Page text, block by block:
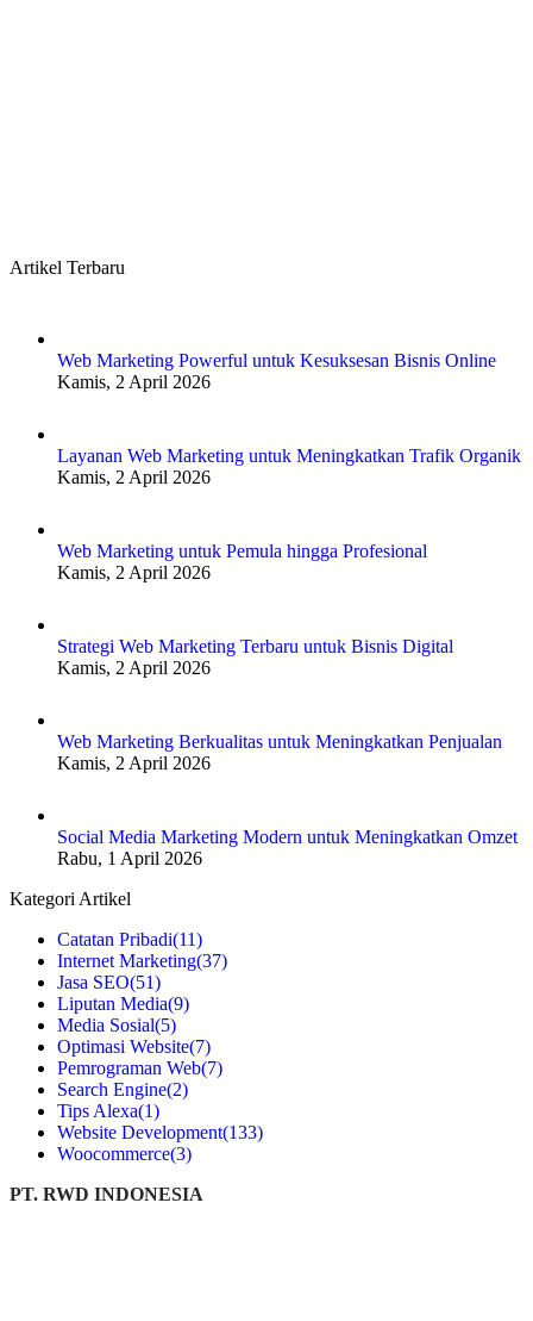
Artikel Terbaru
Web Marketing Powerful untuk Kesuksesan Bisnis Online
Kamis, 2 April 2026
Layanan Web Marketing untuk Meningkatkan Trafik Organik
Kamis, 2 April 2026
Web Marketing untuk Pemula hingga Profesional
Kamis, 2 April 2026
Strategi Web Marketing Terbaru untuk Bisnis Digital
Kamis, 2 April 2026
Web Marketing Berkualitas untuk Meningkatkan Penjualan
Kamis, 2 April 2026
Social Media Marketing Modern untuk Meningkatkan Omzet
Rabu, 1 April 2026
Kategori Artikel
Catatan Pribadi(11)
Internet Marketing(37)
Jasa SEO(51)
Liputan Media(9)
Media Sosial(5)
Optimasi Website(7)
Pemrograman Web(7)
Search Engine(2)
Tips Alexa(1)
Website Development(133)
Woocommerce(3)
PT. RWD INDONESIA